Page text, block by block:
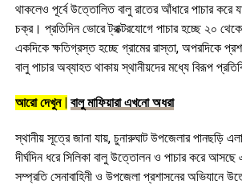
থাকলেও পূর্বে উত্তোলিত বালু রাতের আঁধারে পাচার করে
চক্র। প্রতিদিন ভোরে ট্রাক্টরযোগে পাচার হচ্ছে ২০
একদিকে ক্ষতিগ্রস্ত হচ্ছে গ্রামের রাস্তা, অপরদিকে
বালু পাচার অব্যাহত থাকায় স্থানীয়দের মধ্যে বিরূপ
আরো দেখুন | বালু মাফিয়ারা এখনো অধরা
স্থানীয় সূত্রে জানা যায়, চুনারুঘাট উপজেলার পানছড়ি
দীর্ঘদিন ধরে সিলিকা বালু উত্তোলন ও পাচার করে আসছে
সম্প্রতি সেনাবাহিনী ও উপজেলা প্রশাসনের অভিযানে